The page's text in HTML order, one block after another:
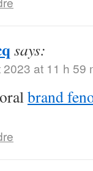
says:
2023 at 11 h 59
brand